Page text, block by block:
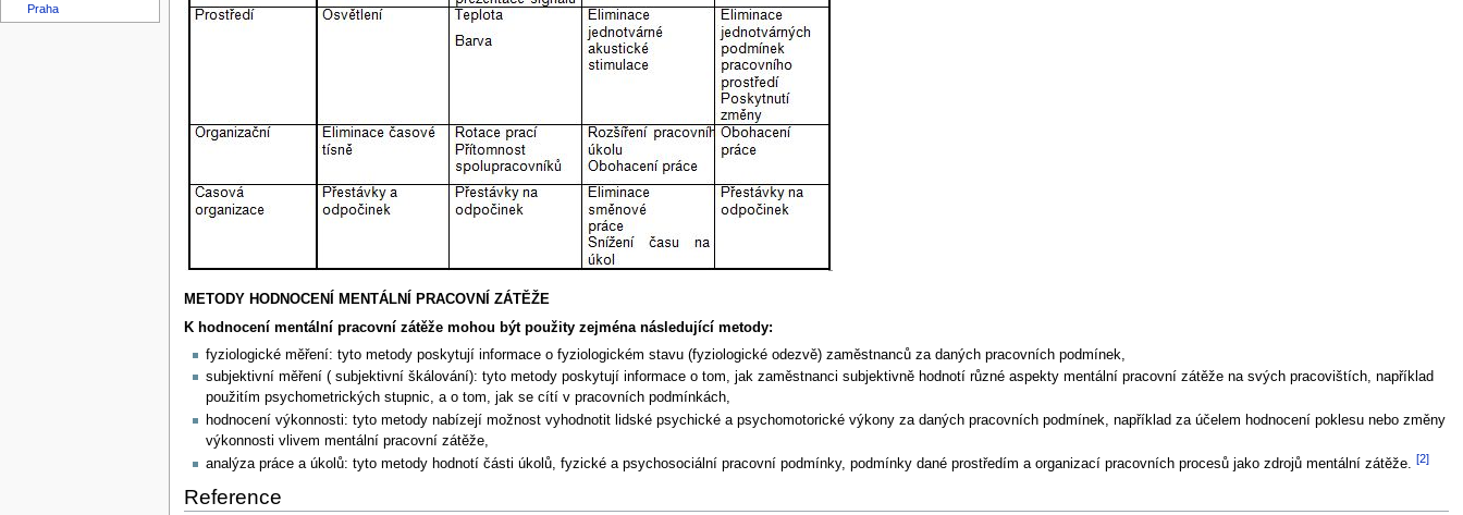
METODY HODNOCENÍ MENTÁLNÍ PRACOVNÍ ZÁTĚŽE
K hodnocení mentální pracovní zátěže mohou být použity zejména následující metody:
fyziologické měření: tyto metody poskytují informace o fyziologickém stavu (fyziologické odezvě) zaměstnanců za daných pracovních podmínek,
subjektivní měření ( subjektivní škálování): tyto metody poskytují informace o tom, jak zaměstnanci subjektivně hodnotí různé aspekty mentální pracovní zátěže na svých pracovištích, například
použitím psychometrických stupnic, a o tom, jak se cítí v pracovních podmínkách,
hodnocení výkonnosti: tyto metody nabízejí možnost vyhodnotit lidské psychické a psychomotorické výkony za daných pracovních podmínek, například za účelem hodnocení poklesu nebo změny
výkonnosti vlivem mentální pracovní zátěže,
analýza práce a úkolů: tyto metody hodnotí části úkolů, fyzické a psychosociální pracovní podmínky, podmínky dané prostředím a organizací pracovních procesů jako zdrojů mentální zátěže. [2]
Reference
Praha